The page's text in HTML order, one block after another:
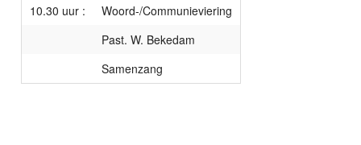
10.30 uur :
Woord-/Communieviering
Past. W. Bekedam
Samenzang